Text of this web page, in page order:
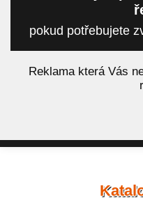
pokud potřebujete
Reklama která Vás